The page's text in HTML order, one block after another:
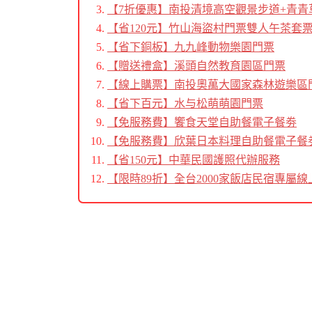
【7折優惠】南投清境高空觀景步道+青
【省120元】竹山海盜村門票雙人午茶套
【省下銅板】九九峰動物樂園門票
【贈送禮盒】溪頭自然教育園區門票
【線上購票】南投奧萬大國家森林遊樂區
【省下百元】水与松萌萌園門票
【免服務費】饗食天堂自助餐電子餐劵
【免服務費】欣葉日本料理自助餐電子餐
【省150元】中華民國護照代辦服務
【限時89折】全台2000家飯店民宿專屬線